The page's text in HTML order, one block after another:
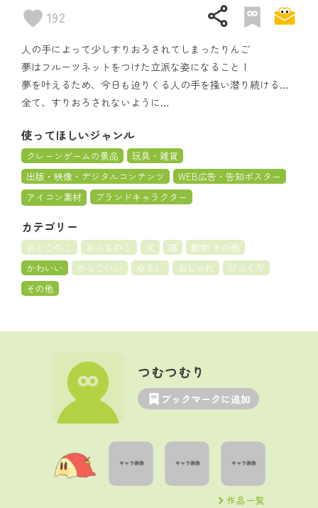
192 share
人の手によって少しすりおろされてしまったりんご
夢はフルーツネットをつけた立派な姿になること！
夢を叶えるため、今日も迫りくる人の手を掻い潜り続ける…
全て、すりおろされないように…
使ってほしいジャンル
クレーンゲームの景品
玩具・雑貨
出版・映像・デジタルコンテンツ
WEB広告・告知ポスター
アイコン素材
ブランドキャラクター
カテゴリー
おとこのこ おんなのこ 犬 猫
動物 その他
かわいい
かっこいい ゆるい おしゃれ
びっくり
その他
つむつむり
ブックマークに追加
作品一覧